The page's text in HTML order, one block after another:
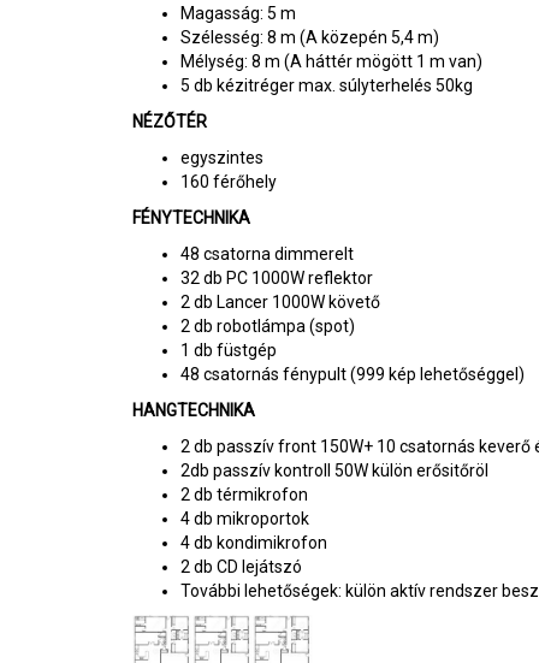
Magasság: 5 m
Szélesség: 8 m (A közepén 5,4 m)
Mélység: 8 m (A háttér mögött 1 m van)
5 db kézitréger max. súlyterhelés 50kg
NÉZŐTÉR
egyszintes
160 férőhely
FÉNYTECHNIKA
48 csatorna dimmerelt
32 db PC 1000W reflektor
2 db Lancer 1000W követő
2 db robotlámpa (spot)
1 db füstgép
48 csatornás fénypult (999 kép lehetőséggel)
HANGTECHNIKA
2 db passzív front 150W+ 10 csatornás keverő
2db passzív kontroll 50W külön erősitőröl
2 db térmikrofon
4 db mikroportok
4 db kondimikrofon
2 db CD lejátszó
További lehetőségek: külön aktív rendszer